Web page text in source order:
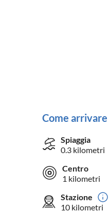
Come
Spiaggia
0.3 kilometri
Centro
1 kilometri
Stazione
10 kilometri